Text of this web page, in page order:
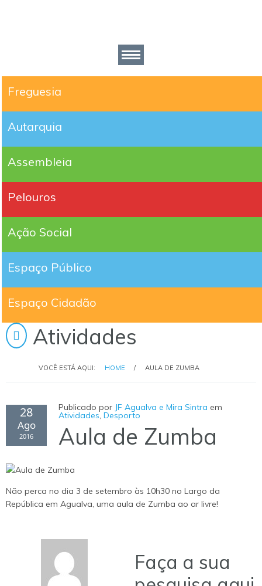
Freguesia
Autarquia
Assembleia
Pelouros
Ação Social
Espaço Público
Espaço Cidadão
Atividades
VOCÊ ESTÁ AQUI: HOME / AULA DE ZUMBA
28
Ago
2016
Publicado por JF Agualva e Mira Sintra em
Atividades, Desporto
Aula de Zumba
Não perca no dia 3 de setembro às 10h30 no Largo da
República em Agualva, uma aula de Zumba ao ar livre!
Faça a sua